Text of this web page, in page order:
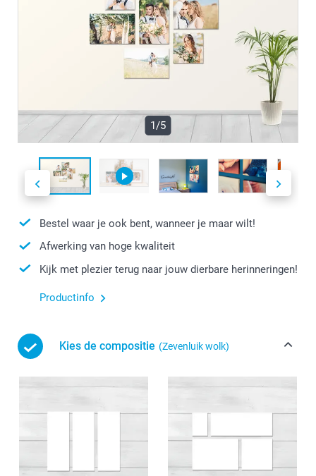
1/5
Bestel waar je ook bent, wanneer je maar wilt!
Afwerking van hoge kwaliteit
Kijk met plezier terug naar jouw dierbare herinneringen!
Productinfo
Kies de compositie (Zevenluik wolk)